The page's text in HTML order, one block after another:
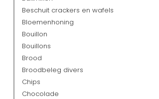
Beschuit crackers en wafels
Bloemenhoning
Bouillon
Bouillons
Brood
Broodbeleg divers
Chips
Chocolade